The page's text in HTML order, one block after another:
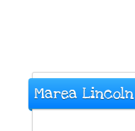
Marea Lincoln